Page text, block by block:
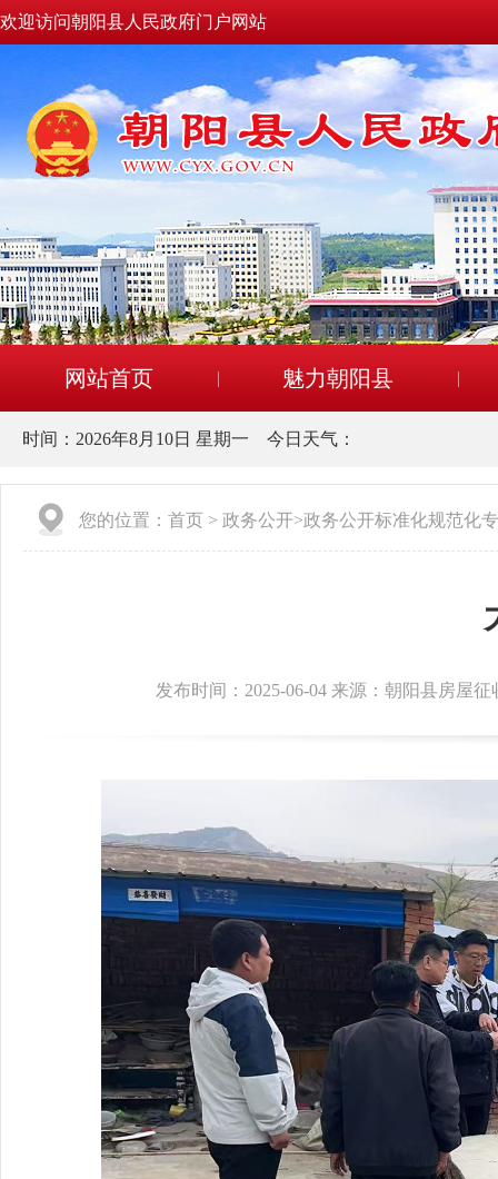
欢迎访问朝阳县人民政府门户网站
网站首页 魅力朝阳县
时间： 2026年8月10日 星期一 今日天气：
您的位置： 首页 > 政务公开>政务公开标准化规范化
发布时间：2025-06-04 来源：朝阳县房屋